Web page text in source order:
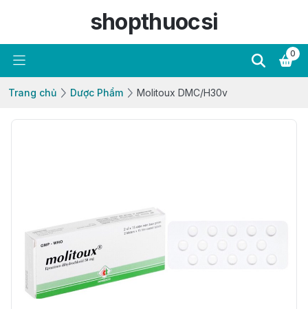
shopthuocsi
0
Trang chủ Dược Phẩm Molitoux DMC/H30v